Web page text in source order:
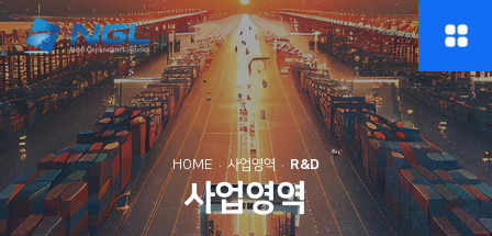
HOME 사업영역 R&D
사업영역